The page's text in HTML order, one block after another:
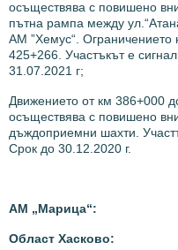
осъществява с повишено
пътна рампа между
АМ ”Хемус“. Ограничението
425+266. Участъкът е
31.07.2021 г;
Движението от км 386+000
осъществява с повишено
дъждоприемни шахти.
Срок до 30.12.2020 г.
АМ „Марица“:
Област Хасково: